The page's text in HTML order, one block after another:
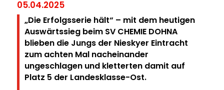
05.04.2025
„Die Erfolgsserie hält“ – mit dem heutigen
Auswärtssieg beim SV CHEMIE DOHNA
blieben die Jungs der Nieskyer Eintracht
zum achten Mal nacheinander
ungeschlagen und kletterten damit auf
Platz 5 der Landesklasse-Ost.